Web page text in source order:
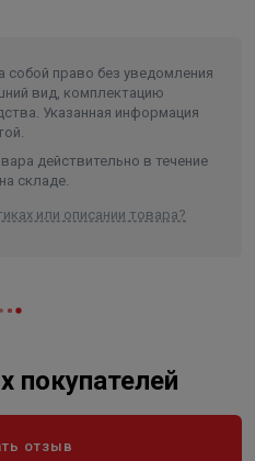
40 бар
от -20 °C до +150 °C
17,7 м³/ч
собой право без уведомления
вид, комплектацию
Указанная информация
действительно в течение
складе.
или описании товара?
отзыв